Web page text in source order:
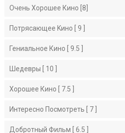
Очень Хорошее Кино [8]
Потрясающее Kино [ 9 ]
Гениальное Кино [ 9.5 ]
Шедевры [ 10 ]
Хорошее Кино [ 7.5 ]
Интересно Посмотреть [ 7 ]
Добротный Фильм [ 6.5 ]